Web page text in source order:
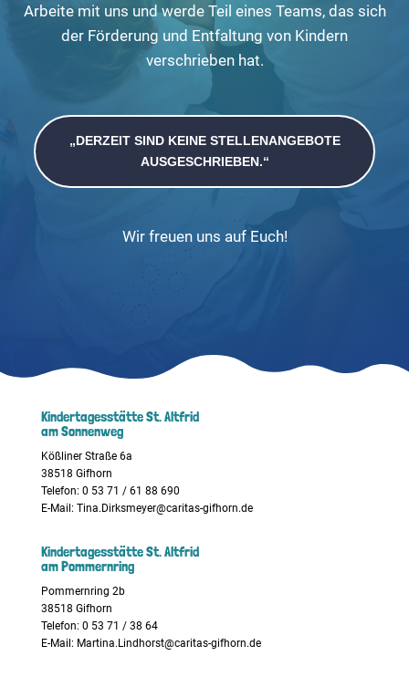
Arbeite mit uns und werde Teil eines Teams, das sich
der Förderung und Entfaltung von Kindern
verschrieben hat.
„DERZEIT SIND KEINE STELLENANGEBOTE
AUSGESCHRIEBEN.“
Wir freuen uns auf Euch!
Kindertagesstätte St. Altfrid
am Sonnenweg
Kößliner Straße 6a
38518 Gifhorn
Telefon: 0 53 71 / 61 88 690
E-Mail: Tina.Dirksmeyer@caritas-gifhorn.de
Kindertagesstätte St. Altfrid
am Pommernring
Pommernring 2b
38518 Gifhorn
Telefon: 0 53 71 / 38 64
E-Mail: Martina.Lindhorst@caritas-gifhorn.de